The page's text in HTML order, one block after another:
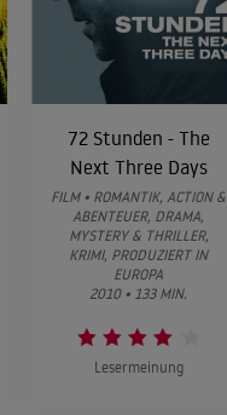
72 Stunden - The
Next Three Days
FILM • ROMANTIK, ACTION &
ABENTEUER, DRAMA,
MYSTERY & THRILLER,
KRIMI, PRODUZIERT IN
EUROPA
2010 • 133 MIN.
Lesermeinung